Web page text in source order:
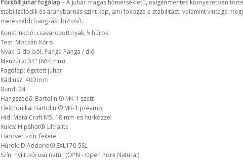
Pörkölt juhar fogólap– A juhar magas hőmérsékletű, oxigénmentes környezetben
stabilizálódik és aranybarnás színt kap, ami fokozza a stabilitást, valamint vintage
merészebb hangzást biztosít.
Konstrukció: csavarozott nyak, 5 húros
Test: Mocsári Kőris
Nyak: 5 db-ból, Panga Panga / dió
Menzúra: 34" (864 mm)
Fogólap: égetett juhar
Rádiusz: 400 mm
Bund: 24
Hangszedő: Bartolini® MK-1 szett
Elektronika: Bartolini® MK-1 preamp
Híd: MetalCraft M5, 18 mm-es húrközzel
Kulcs: Hipshot® Ultralite
Hardver szín: fekete
Húrok: D'Addario® EXL170-5SL
Szín: nyílt pórusú natúr (OPN - Open Pore Natural)